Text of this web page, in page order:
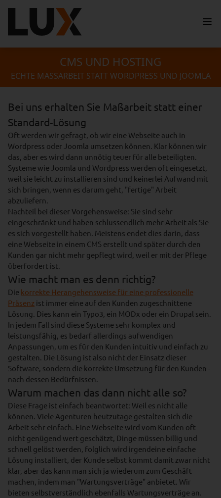
CMS UND HOSTING
ECHTE MASSARBEIT STATT WORDPRESS UND JOOMLA
Bei uns erhalten Sie Maßarbeit statt einer
Standard-Lösung
Oft werden wir gefragt, ob wir eine Webseite auch in
Wordpress oder Joomla umsetzen können. Klar können wir
das, aber es wird dann unnötig teuer für alle beteiligten.
Systeme wie Joomla und Wordpress werden oft eingesetzt,
weil sie leicht zu installieren sind und keinerlei Aufwand mit
sich bringen, wenn es darum geht, "fertige" Arbeit
abzuliefern.
Nachteil bei dieser Vorgehensweise: Sie sind sehr
eingeschränkt und haben schlussendlich mehr Arbeit als Sie
es sich vorgestellt haben. Meistens endet dies darin, dass
eine Webseite in einem CMS erstellt und später durch den
Kunden gar nicht mehr gepflegt wird, weil er mit der Pflege
überfordert ist.
Wie macht man es denn richtig?
Die korrekte Herangehensweise für eine professionelle
Präsenz ist immer eine auf den Kunden zugeschnittene
Lösung. Dies kann ein Typo3, ein MODx oder ein Drupal sein.
In jedem Fall sind diese Systeme sehr komplex und
leistungsfähig, es bedarf allerdings aufwendigen
Anpassungen, um es für den Kunden intuitiv und einfach zu
gestalten. Die Lösung ist also nicht der Einsatz dieser
Software, sondern die korrekte Umsetzung für den Kunden -
nach dessen Bedürfnissen.
Warum machen das dann nicht alle so?
Diese Frage ist einfach beantwortet: Weil es nicht alle
können. Viele Agenturen heutzutage gestalten sich die
Arbeit sehr einfach. Eine Webseite wird vom Kunden oft
nicht genügend wert geschätzt, Dinge müssen billig und
schnell gelöst werden, folglich wird irgendeine einfache
Lösung installiert, der Kunde selbst kommt damit zwar nicht
klar, aber das kann man sich ja wiederum zum Geschäft
machen, indem man "Wartungsverträge" anbietet. Wir
bieten selbstverständlich ebenfalls Wartungsverträge an.